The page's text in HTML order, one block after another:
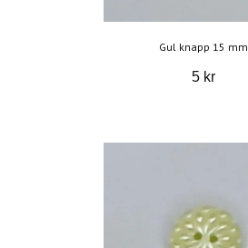
Gul knapp 15 mm
5 kr